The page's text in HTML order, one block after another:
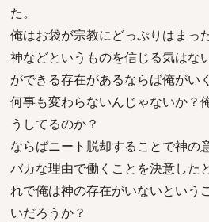
た。
俺はお袋が宗教にどっぷりはまっ
神などというものを信じる気はな
ができる存在があるならば俺がい
何事も変わらないんじゃないか？
うしてるのか？
ならばニート脱却することで神の
バカな理由で働くことを決意した
れで俺は神の存在がいないという
いだろうか？